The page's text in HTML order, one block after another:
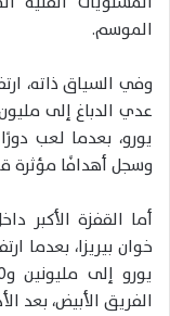
الموسم.
وفي السياق ذاته،
يورو، بعدما لعب
وسجل أهدافًا مؤثرة
أما القفزة الأكبر
الفريق الأبيض، بعد